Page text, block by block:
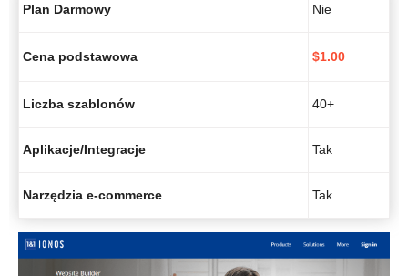
Plan Darmowy Nie
Cena podstawowa $1.00
Liczba szablonów 40+
Aplikacje/Integracje Tak
Narzędzia e-commerce Tak